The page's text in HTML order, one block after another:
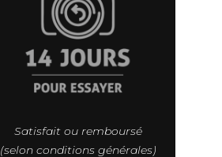
Satisfait ou remboursé
(selon conditions générales)